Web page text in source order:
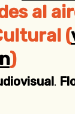
al
(
)
.